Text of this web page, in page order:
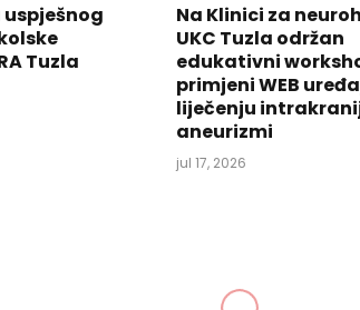
Tuzla
Na Klinici za
UKC Tuzla održan
edukativni
primjeni WEB
liječenju
aneurizmi
jul 17, 2026